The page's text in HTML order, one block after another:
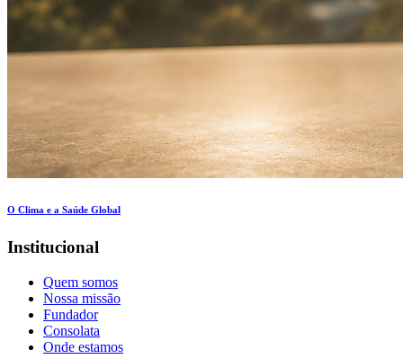
O Clima e a Saúde Global
Institucional
Quem somos
Nossa missão
Fundador
Consolata
Onde estamos